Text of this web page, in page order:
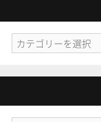
カ
テ
ゴ
ー